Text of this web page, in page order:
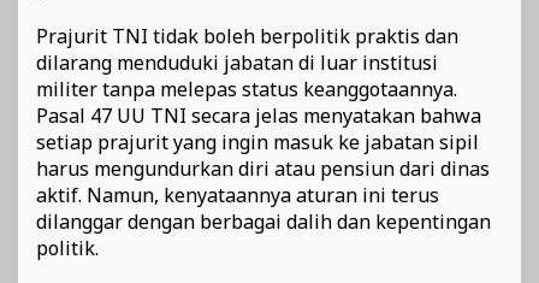
Prajurit TNI tidak boleh berpolitik praktis dan
dilarang menduduki jabatan di luar institusi
militer tanpa melepas status keanggotaannya.
Pasal 47 UU TNI secara jelas menyatakan bahwa
setiap prajurit yang ingin masuk ke jabatan sipil
harus mengundurkan diri atau pensiun dari dinas
aktif. Namun, kenyataannya aturan ini terus
dilanggar dengan berbagai dalih dan kepentingan
politik.